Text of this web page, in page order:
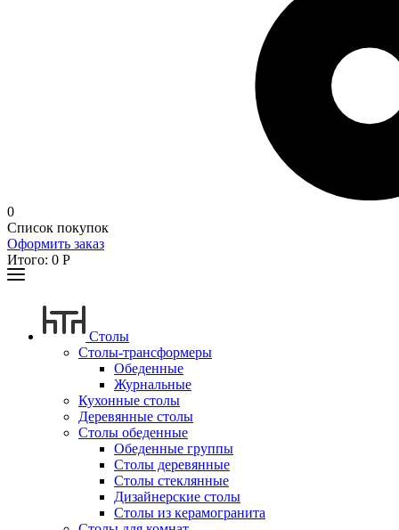
0
Список покупок
Оформить заказ
Итого: 0 Р
Столы
Столы-трансформеры
Обеденные
Журнальные
Кухонные столы
Деревянные столы
Столы обеденные
Обеденные группы
Столы деревянные
Столы стеклянные
Дизайнерские столы
Столы из керамогранита